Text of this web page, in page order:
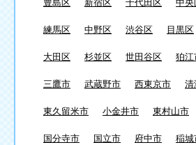
豊島区 新宿区 千代田区 中央
練馬区 中野区 渋谷区 目黒区
大田区 杉並区 世田谷区 狛江
三鷹市 武蔵野市 西東京市 清
東久留米市 小金井市 東村山市
国分寺市 国立市 府中市 稲城